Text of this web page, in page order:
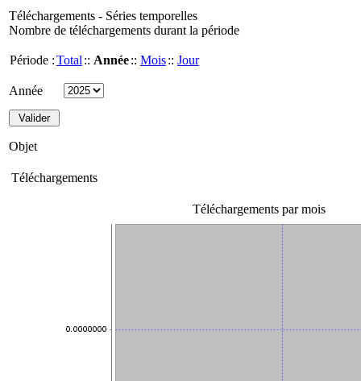
Téléchargements - Séries temporelles
Nombre de téléchargements durant la période
Période :Total :: Année:: Mois:: Jour
Année
Objet
Téléchargements
Téléchargements par mois